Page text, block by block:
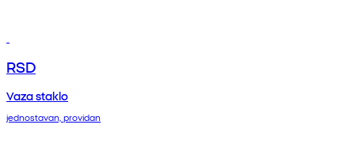
RSD
Vaza staklo
jednostavan, providan